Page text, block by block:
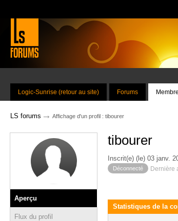
Logic-Sunrise (retour au site) Forums
LS forums → Affichage d'un profil : tibourer
Aperçu
Flux du profil
tibourer
Inscrit(e) (le) 03 janv.
Déconnecté Dernière
Statistiques de la